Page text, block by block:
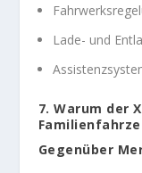
Lade- und
7. Warum der
Gegenüber